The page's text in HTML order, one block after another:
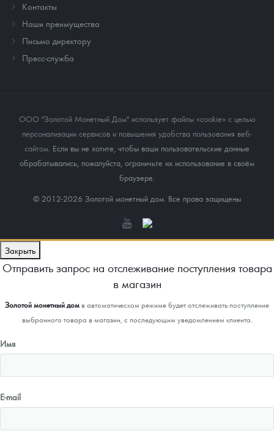
Контакты
Наши преимущества
Письмо директору
Пресс-служба
ООО "Золотой Монетный Дом" использует файлы «cookie» с целью
персонализации сервисов и повышения удобства пользования веб-
сайтом. Если вы не хотите, чтобы ваши пользовательские данные
обрабатывались, пожалуйста, ограничьте их использование в своём
браузере.
© 2012-2026 Золотой монетный дом. Все права защищены
Закрыть
Отправить запрос на отслеживание поступления товара
в магазин
Золотой монетный домв автоматическом режиме будет отслеживать поступление
выбранного товара в магазин, с последующим уведомлением клиента.
Имя
E-mail